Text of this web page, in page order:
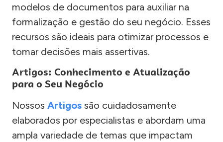
modelos de documentos para auxiliar na
formalização e gestão do seu negócio. Esses
recursos são ideais para otimizar processos e
tomar decisões mais assertivas.
Artigos: Conhecimento e Atualização
para o Seu Negócio
Nossos Artigos são cuidadosamente
elaborados por especialistas e abordam uma
ampla variedade de temas que impactam